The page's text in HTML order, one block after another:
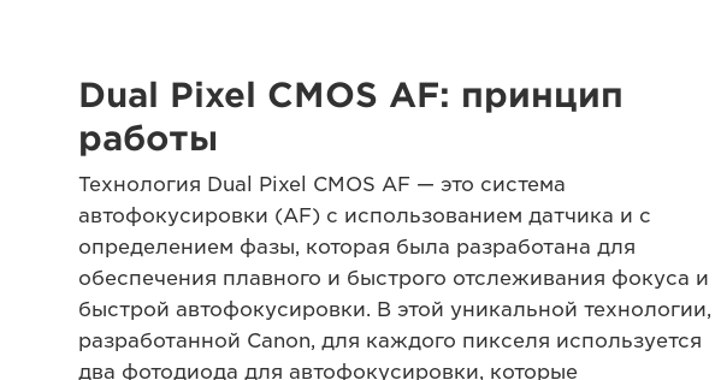
Dual Pixel CMOS AF: принцип
работы
Технология Dual Pixel CMOS AF — это система
автофокусировки (AF) с использованием датчика и с
определением фазы, которая была разработана для
обеспечения плавного и быстрого отслеживания фокуса и
быстрой автофокусировки. В этой уникальной технологии,
разработанной Canon, для каждого пикселя используется
два фотодиода для автофокусировки, которые